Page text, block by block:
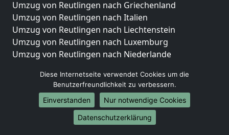
Umzug von Reutlingen nach Griechenland
Umzug von Reutlingen nach Italien
Umzug von Reutlingen nach Liechtenstein
Umzug von Reutlingen nach Luxemburg
Umzug von Reutlingen nach Niederlande
Umzüge-Deutschlandweit
Umzug von Reutlingen nach Berlin
Umzug von Reutlingen nach Hamburg
Umzug von Reutlingen nach München
Diese Internetseite verwendet Cookies um die
Benutzerfreundlichkeit zu verbessern.
Einverstanden
Nur notwendige Cookies
Datenschutzerklärung